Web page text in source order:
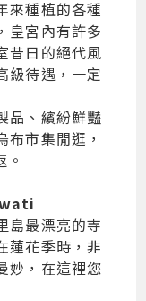
來種植的各種
皇宮內有許多
昔日的絕代風
級待遇，一定
品、繽紛鮮豔
市集閒逛，
島最漂亮的寺
蓮花季時，非
妙，在這裡您